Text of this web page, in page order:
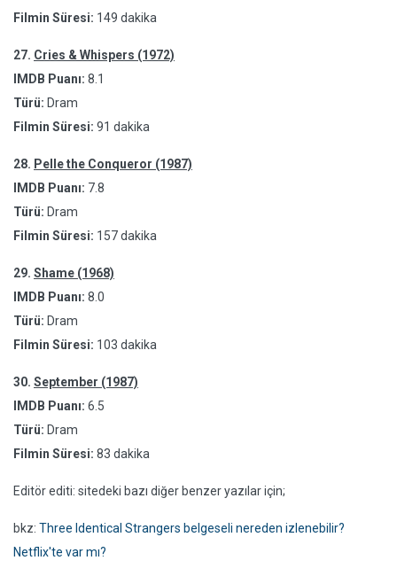
Filmin Süresi: 149 dakika
27. Cries & Whispers (1972)
IMDB Puanı: 8.1
Türü: Dram
Filmin Süresi: 91 dakika
28. Pelle the Conqueror (1987)
IMDB Puanı: 7.8
Türü: Dram
Filmin Süresi: 157 dakika
29. Shame (1968)
IMDB Puanı: 8.0
Türü: Dram
Filmin Süresi: 103 dakika
30. September (1987)
IMDB Puanı: 6.5
Türü: Dram
Filmin Süresi: 83 dakika
Editör editi: sitedeki bazı diğer benzer yazılar için;
bkz: Three Identical Strangers belgeseli nereden izlenebilir?
Netflix'te var mı?